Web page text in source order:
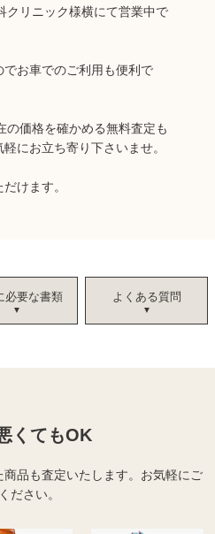
クリニック様横にて営業中で
お車でのご利用も便利で
の価格を確かめる無料査定も
にお立ち寄り下さいませ。
けます。
必要な書類 よくある質問
くてもOK
品も査定いたします。 お気軽にご
ださい。